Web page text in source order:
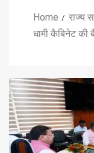
Home राज्य
धामी कैबिनेट